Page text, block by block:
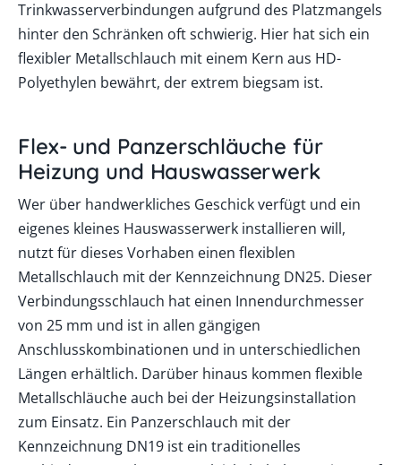
Trinkwasserverbindungen aufgrund des Platzmangels
hinter den Schränken oft schwierig. Hier hat sich ein
flexibler Metallschlauch mit einem Kern aus HD-
Polyethylen bewährt, der extrem biegsam ist.
Flex- und Panzerschläuche für
Heizung und Hauswasserwerk
Wer über handwerkliches Geschick verfügt und ein
eigenes kleines Hauswasserwerk installieren will,
nutzt für dieses Vorhaben einen flexiblen
Metallschlauch mit der Kennzeichnung DN25. Dieser
Verbindungsschlauch hat einen Innendurchmesser
von 25 mm und ist in allen gängigen
Anschlusskombinationen und in unterschiedlichen
Längen erhältlich. Darüber hinaus kommen flexible
Metallschläuche auch bei der Heizungsinstallation
zum Einsatz. Ein Panzerschlauch mit der
Kennzeichnung DN19 ist ein traditionelles